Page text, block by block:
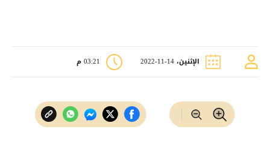
الإثنين، 14-11-2022 03:21 م